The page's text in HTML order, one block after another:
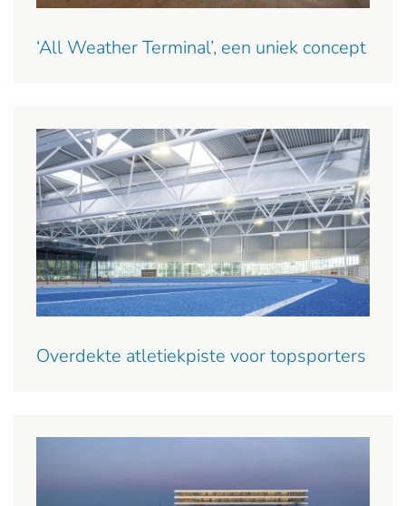
‘All Weather Terminal’, een uniek concept
Overdekte atletiekpiste voor topsporters